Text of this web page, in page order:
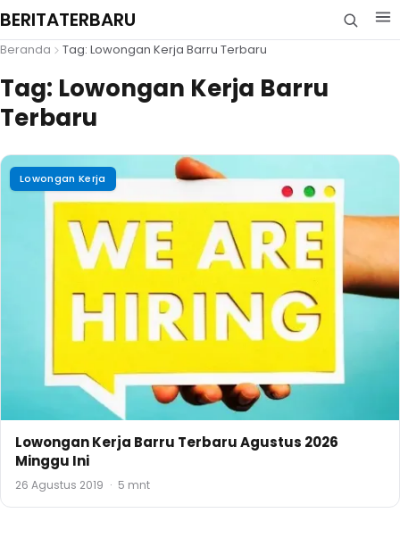
BERITATERBARU
Beranda Tag: Lowongan Kerja Barru Terbaru
Tag: Lowongan Kerja Barru
Terbaru
Lowongan Kerja
Lowongan Kerja Barru Terbaru Agustus 2026
Minggu Ini
26 Agustus 2019 · 5 mnt